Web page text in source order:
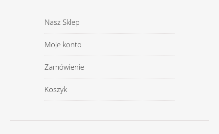
Nasz Sklep
Moje konto
Zamówienie
Koszyk